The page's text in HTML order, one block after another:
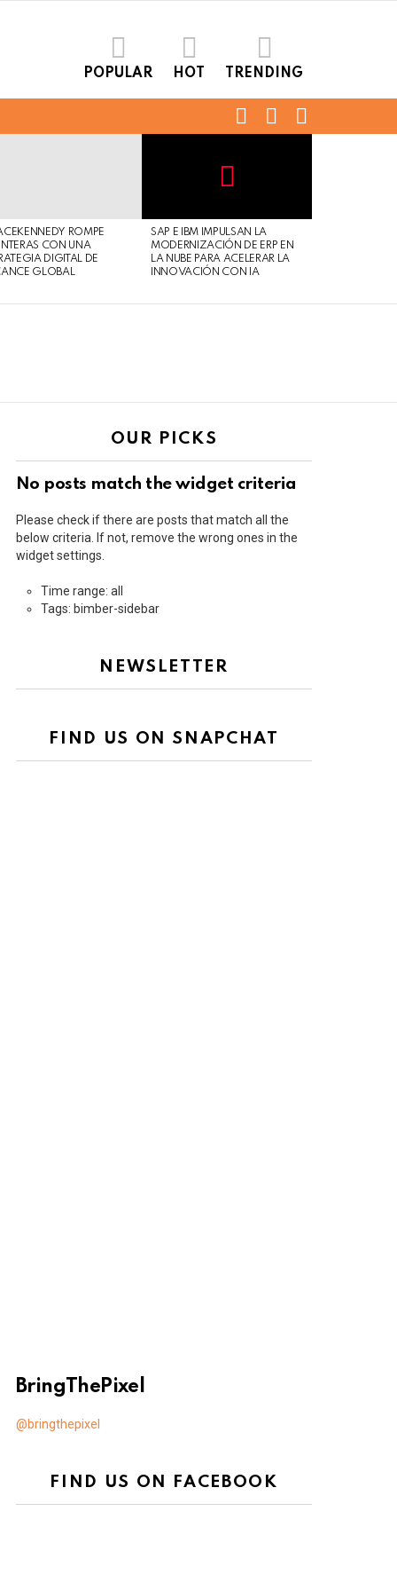
POPULAR HOT TRENDING
FOLLOWSEARCH
ROMPE
CON UNA
DIGITAL DE
GLOBAL
Safe
For
Work
view
this
post
SAP E IBM IMPULSAN LA
MODERNIZACIÓN DE ERP EN
LA NUBE PARA ACELERAR LA
INNOVACIÓN CON IA
OUR PICKS
No posts match the widget criteria
Please check if there are posts that match all the
below criteria. If not, remove the wrong ones in the
widget settings.
Time range: all
Tags: bimber-sidebar
NEWSLETTER
FIND US ON SNAPCHAT
BringThePixel
@bringthepixel
FIND US ON FACEBOOK